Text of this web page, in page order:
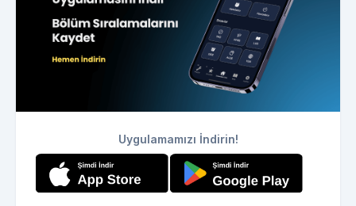
Uygulamamızı İndirin!